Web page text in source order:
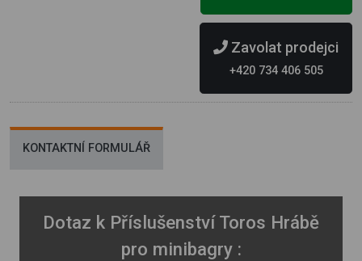
Zavolat prodejci
+420 734 406 505
KONTAKTNÍ FORMULÁŘ
Dotaz k Příslušenství Toros Hrábě
pro minibagry :